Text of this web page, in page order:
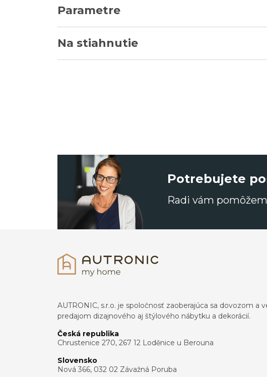
Parametre
Na stiahnutie
Potrebujete
Radi vám
AUTRONIC, s.r.o. je spoločnosť zaoberajúca sa dovozom a
predajom dizajnového aj štýlového nábytku a dekorácií.
Česká republika
Chrustenice 270, 267 12 Loděnice u Berouna
Slovensko
Nová 366, 032 02 Závažná Poruba